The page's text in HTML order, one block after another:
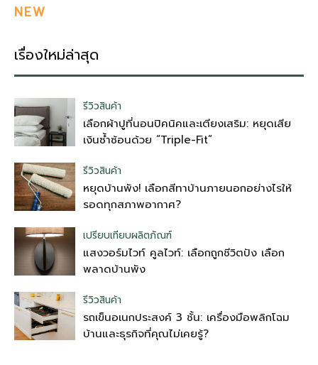
NEW
เรื่องใหม่ล่าสุด
รีวิวสินค้า
เลือกผ้าปูที่นอนปิคนิคและเตียงเสริม: หยุดเสีย
เงินซ้ำซ้อนด้วย “Triple-Fit”
รีวิวสินค้า
หยุดบ้านพัง! เลือกสีทาบ้านภายนอกอย่างไรให้
รอดทุกสภาพอากาศ?
เปรียบเทียบผลิตภัณฑ์
แสงวอร์มไวท์ คูลไวท์: เลือกถูกชีวิตปัง เลือก
พลาดบ้านพัง
รีวิวสินค้า
รถเข็นอเนกประสงค์ 3 ชั้น: เครื่องมือพลิกโฉม
บ้านและธุรกิจที่คุณไม่เคยรู้?